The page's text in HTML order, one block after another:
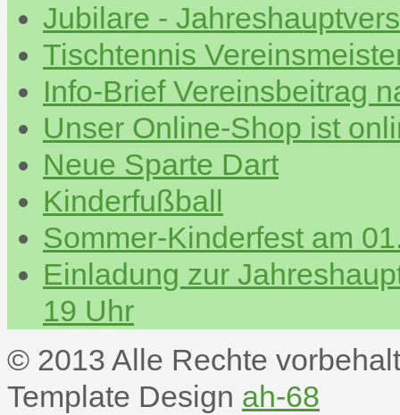
Jubilare -
Tischtennis
Info-Brief Vereinsbeitrag
Unser Online-Shop ist
Neue Sparte Dart
Kinderfußball
Sommer-Kinderfest am
Einladung zur
19 Uhr
© 2013 Alle Rechte
Template Design ah-68